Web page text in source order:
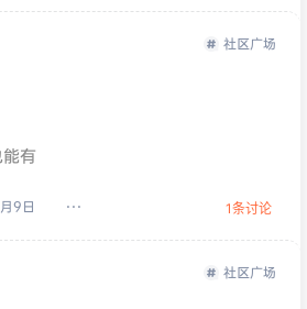
社区广场
有
9日 1条讨论
社区广场